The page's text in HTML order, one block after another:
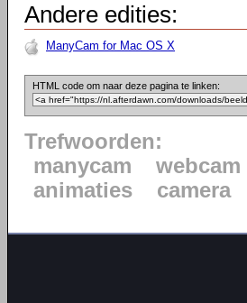
Andere edities:
ManyCam for Mac OS X
HTML code om naar deze pagina te linken:
Trefwoorden:
manycam
webcam
animaties
camera